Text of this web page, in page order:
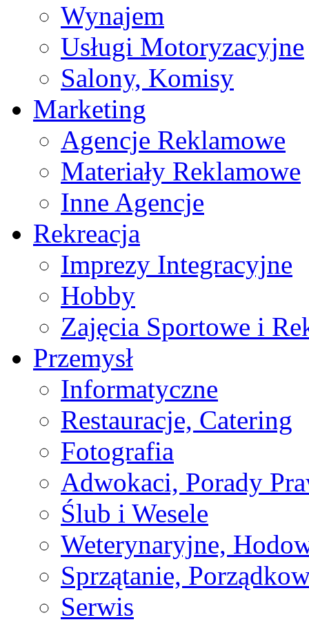
Wynajem
Usługi Motoryzacyjne
Salony, Komisy
Marketing
Agencje Reklamowe
Materiały Reklamowe
Inne Agencje
Rekreacja
Imprezy Integracyjne
Hobby
Zajęcia Sportowe i
Przemysł
Informatyczne
Restauracje, Catering
Fotografia
Adwokaci, Porady
Ślub i Wesele
Weterynaryjne,
Sprzątanie,
Serwis